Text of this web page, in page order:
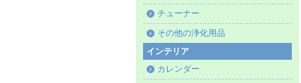
チューナー
その他の浄化用品
インテリア
カレンダー